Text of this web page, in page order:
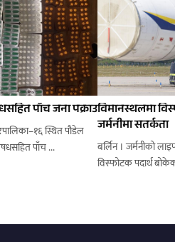
पाँच जना पक्राउ
स्थित पौडेल
चोकबाट प्रहरीले लागूऔषधसहित पाँच ...
विमानस्थलमा
जर्मनीमा सतर्कता
बर्लिन । जर्मनीको
विस्फोटक पदार्थ